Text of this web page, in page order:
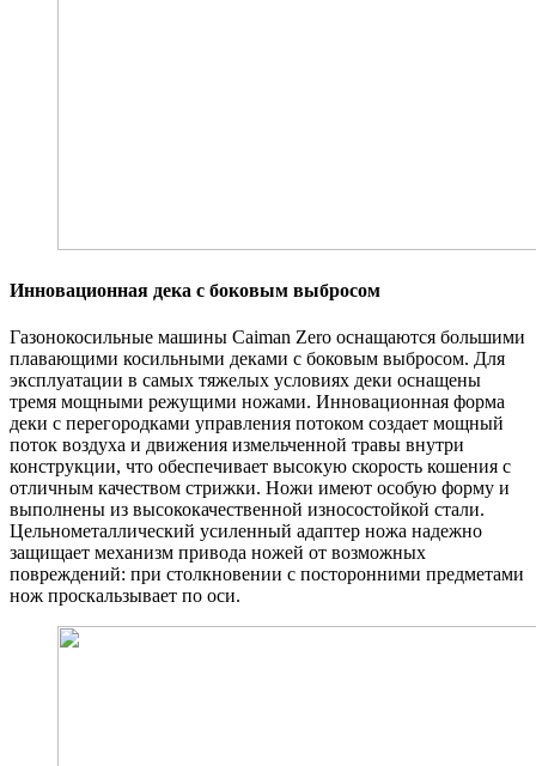
Инновационная дека с боковым выбросом
Газонокосильные машины Caiman Zero оснащаются большими
плавающими косильными деками с боковым выбросом. Для
эксплуатации в самых тяжелых условиях деки оснащены
тремя мощными режущими ножами. Инновационная форма
деки с перегородками управления потоком создает мощный
поток воздуха и движения измельченной травы внутри
конструкции, что обеспечивает высокую скорость кошения с
отличным качеством стрижки. Ножи имеют особую форму и
выполнены из высококачественной износостойкой стали.
Цельнометаллический усиленный адаптер ножа надежно
защищает механизм привода ножей от возможных
повреждений: при столкновении с посторонними предметами
нож проскальзывает по оси.